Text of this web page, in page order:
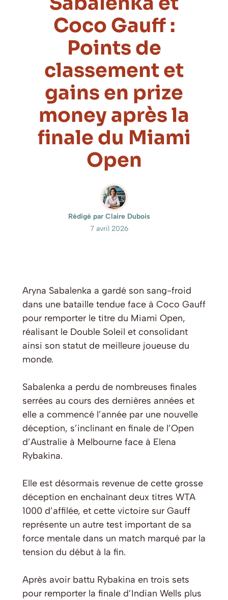
Coco Gauff :
Points de
classement et
gains en prize
money après la
finale du Miami
Open
Rédigé par Claire Dubois
7 avril 2026
Aryna Sabalenka a gardé son sang-froid
dans une bataille tendue face à Coco Gauff
pour remporter le titre du Miami Open,
réalisant le Double Soleil et consolidant
ainsi son statut de meilleure joueuse du
monde.
Sabalenka a perdu de nombreuses finales
serrées au cours des dernières années et
elle a commencé l’année par une nouvelle
déception, s’inclinant en finale de l’Open
d’Australie à Melbourne face à Elena
Rybakina.
Elle est désormais revenue de cette grosse
déception en enchaînant deux titres WTA
1000 d’affilée, et cette victoire sur Gauff
représente un autre test important de sa
force mentale dans un match marqué par la
tension du début à la fin.
Après avoir battu Rybakina en trois sets
pour remporter la finale d’Indian Wells plus